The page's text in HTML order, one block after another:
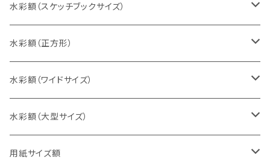
インチ判（203×254ミリ）
八切判（242×303ミリ）
太子判（288×379ミリ）
四切判（348×424ミリ）
大衣判（394×509ミリ）
水彩額（スケッチブックサイズ）
スケッチ4Ｆ（352×443ミリ）
スケッチ6Ｆ（458×550ミリ）
スケッチ8Ｆ（520×595ミリ）
スケッチ10Ｆ（595×670ミリ）
水彩額（正方形）
10cm正方形（100×100ミリ）
15cm正方形（150×150ミリ）
20cm正方形（200×200ミリ）
水彩額（ワイドサイズ）
15×30cm
20×40cm
水彩額（大型サイズ）
大判（660×850ミリ）
用紙サイズ額